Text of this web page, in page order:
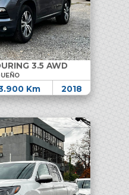
3.5 AWD
Km 2018